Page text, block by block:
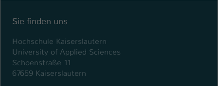
Sie finden uns
Hochschule Kaiserslautern
University of Applied Sciences
Schoenstraße 11
67659 Kaiserslautern
Name be_typo_user
Anbieter TYPO3